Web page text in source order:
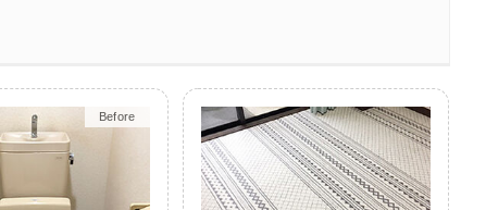
Before
After